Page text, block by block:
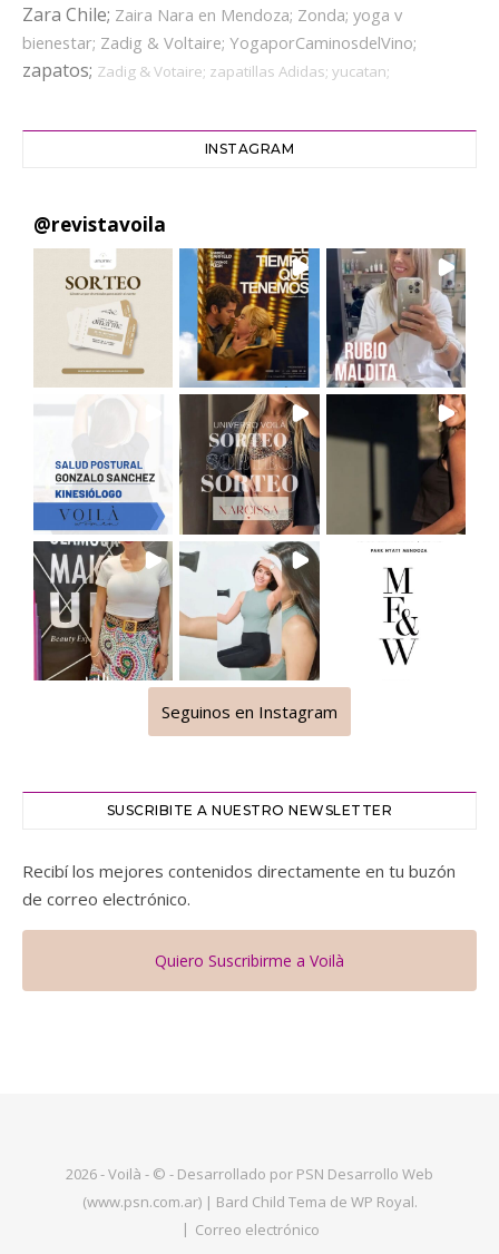
Zara Chile; Zaira Nara en Mendoza; Zonda; yoga v
bienestar; Zadig & Voltaire; YogaporCaminosdelVino;
zapatos; Zadig & Votaire; zapatillas Adidas; yucatan;
INSTAGRAM
@revistavoila
Seguinos en Instagram
SUSCRIBITE A NUESTRO NEWSLETTER
Recibí los mejores contenidos directamente en tu buzón
de correo electrónico.
Quiero Suscribirme a Voilà
2026 - Voilà - © - Desarrollado por PSN Desarrollo Web
(www.psn.com.ar) | Bard Child Tema de WP Royal.
Correo electrónico